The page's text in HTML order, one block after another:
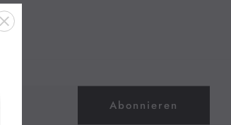
Abonnieren